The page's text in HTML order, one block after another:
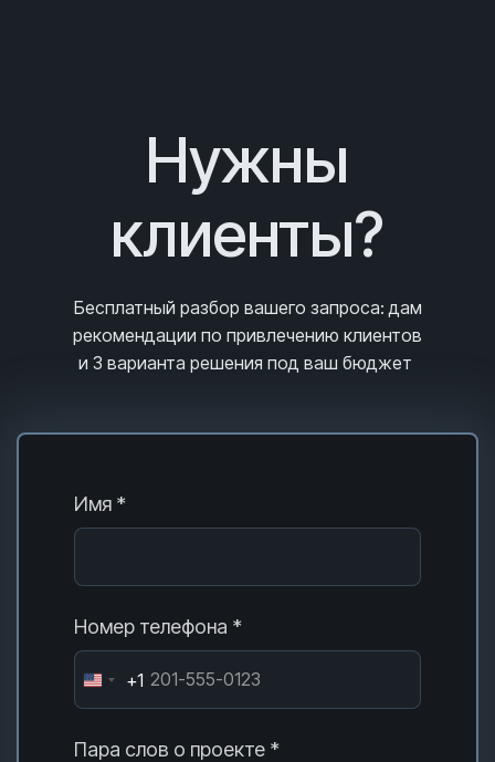
Нужны
клиенты?
Бесплатный разбор вашего запроса: дам
рекомендации по привлечению клиентов
и 3 варианта решения под ваш бюджет
Имя *
Номер телефона *
+1
Пара слов о проекте *